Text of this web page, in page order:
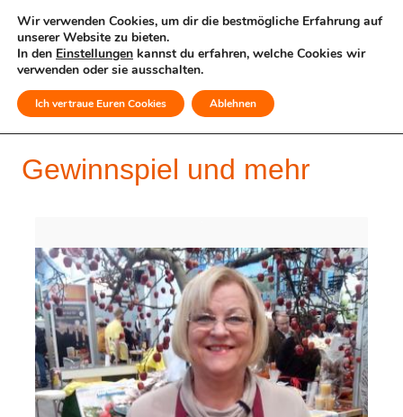
MENÜ
Gewinnspiel und mehr
Wir verwenden Cookies, um dir die bestmögliche Erfahrung auf
unserer Website zu bieten.
In den Einstellungen kannst du erfahren, welche Cookies wir
verwenden oder sie ausschalten.
Ich vertraue Euren Cookies Ablehnen